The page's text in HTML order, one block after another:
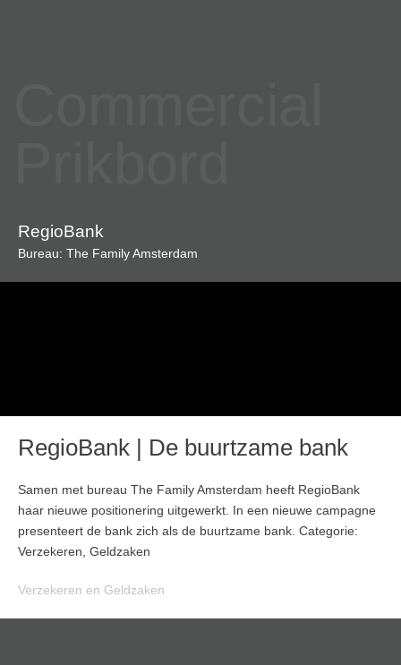
RegioBank
Bureau: The Family Amsterdam
RegioBank | De buurtzame bank
Samen met bureau The Family Amsterdam heeft RegioBank
haar nieuwe positionering uitgewerkt. In een nieuwe campagne
presenteert de bank zich als de buurtzame bank. Categorie:
Verzekeren, Geldzaken
Verzekeren en Geldzaken